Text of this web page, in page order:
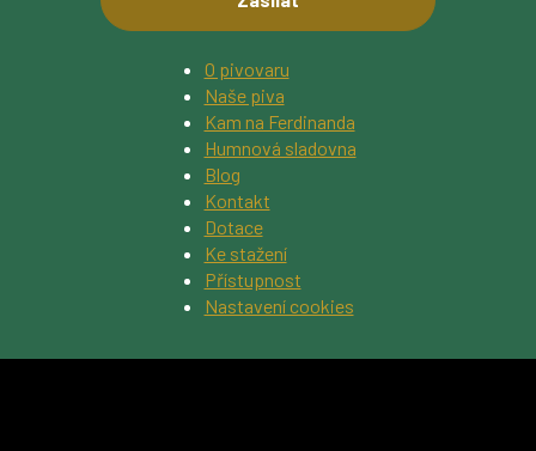
O pivovaru
Naše piva
Kam na Ferdinanda
Humnová sladovna
Blog
Kontakt
Dotace
Ke stažení
Přístupnost
Nastavení cookies